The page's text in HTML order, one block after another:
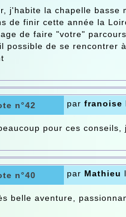
j'habite la chapelle basse
de finir cette année la
de faire "votre"
possible de se rencontrer
n°42 par franoise
pour ces
n°40 par Mathieu
belle aventure,